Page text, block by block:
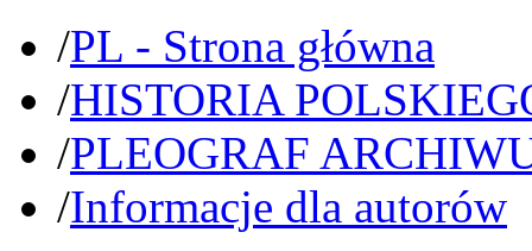
/PL - Strona główna
/HISTORIA
/PLEOGRAF
/Informacje dla autorów